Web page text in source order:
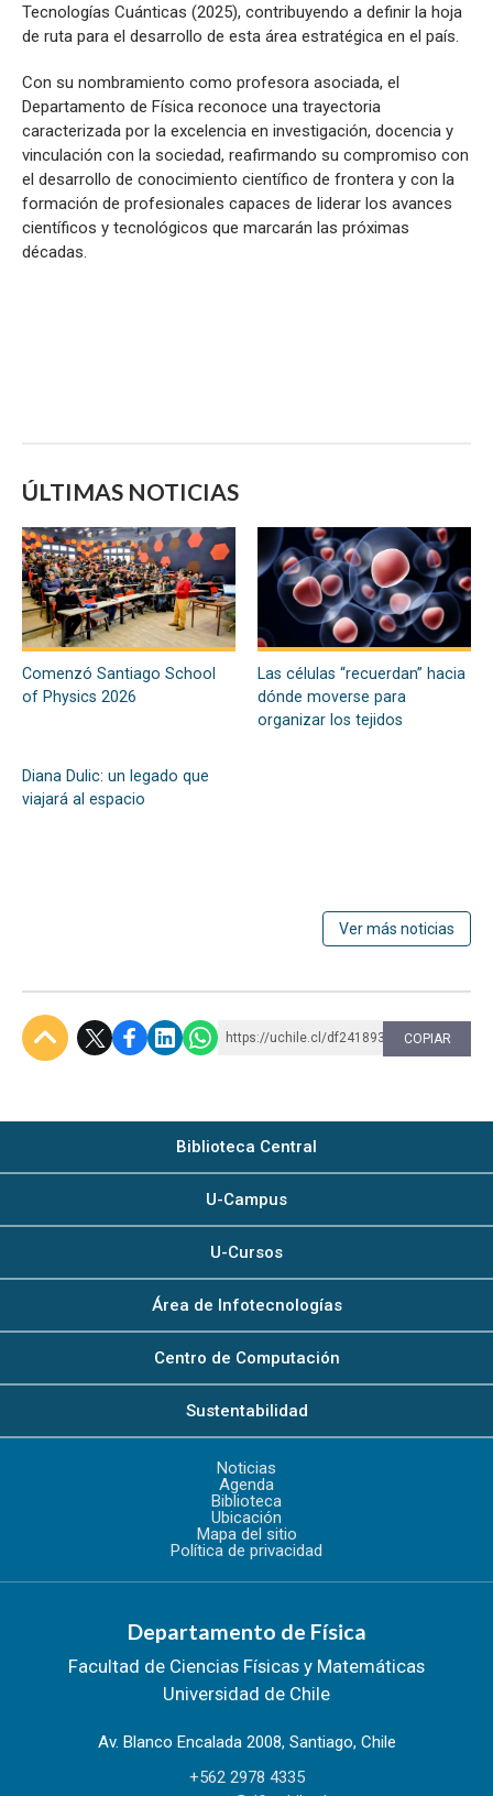
Tecnologías Cuánticas (2025), contribuyendo a definir la hoja
de ruta para el desarrollo de esta área estratégica en el país.
Con su nombramiento como profesora asociada, el
Departamento de Física reconoce una trayectoria
caracterizada por la excelencia en investigación, docencia y
vinculación con la sociedad, reafirmando su compromiso con
el desarrollo de conocimiento científico de frontera y con la
formación de profesionales capaces de liderar los avances
científicos y tecnológicos que marcarán las próximas
décadas.
ÚLTIMAS NOTICIAS
Comenzó Santiago School
of Physics 2026
Las células “recuerdan” hacia
dónde moverse para
organizar los tejidos
Diana Dulic: un legado que
viajará al espacio
Ver más noticias
https://uchile.cl/df241893 COPIAR
Biblioteca Central
U-Campus
U-Cursos
Área de Infotecnologías
Centro de Computación
Sustentabilidad
Noticias
Agenda
Biblioteca
Ubicación
Mapa del sitio
Política de privacidad
Departamento de Física
Facultad de Ciencias Físicas y Matemáticas
Universidad de Chile
Av. Blanco Encalada 2008, Santiago, Chile
+562 2978 4335